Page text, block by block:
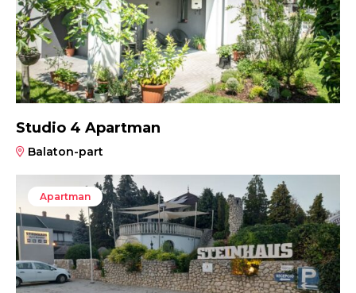
Studio 4 Apartman
Balaton-part
Apartman